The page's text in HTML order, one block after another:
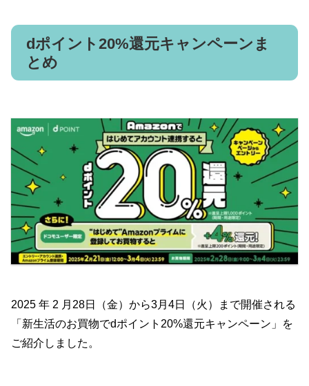
dポイント20%還元キャンペーンま
とめ
2025 年 2 月28日（金）から3月4日（火）まで開催される
「新生活のお買物でdポイント20%還元キャンペーン」を
ご紹介しました。